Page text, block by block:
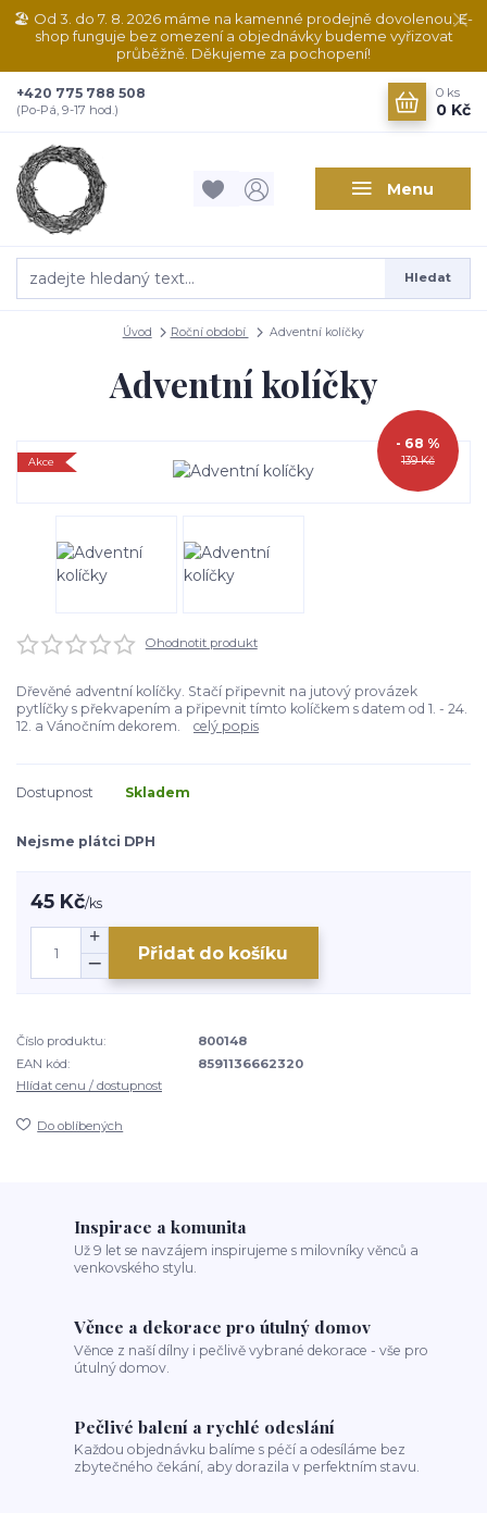
🏖️ Od 3. do 7. 8. 2026 máme na kamenné prodejně dovolenou. E-
shop funguje bez omezení a objednávky budeme vyřizovat
průběžně. Děkujeme za pochopení!
Menu
Hledat
+420 775 788 508
(Po-Pá, 9-17 hod.)
0 ks
0 Kč
Úvod Roční období Adventní kolíčky
Adventní kolíčky
Akce 139 Kč
- 68 %
Ohodnotit produkt
Dřevěné adventní kolíčky. Stačí připevnit na jutový provázek
pytlíčky s překvapením a připevnit tímto kolíčkem s datem od 1. - 24.
12. a Vánočním dekorem. celý popis
Dostupnost Skladem
Nejsme plátci DPH
45 Kč/ks
Přidat do košíku
Číslo produktu:
800148
EAN kód:
8591136662320
Hlídat cenu / dostupnost
Do oblíbených
Inspirace a komunita
Už 9 let se navzájem inspirujeme s milovníky věnců a
venkovského stylu.
Věnce a dekorace pro útulný domov
Věnce z naší dílny i pečlivě vybrané dekorace - vše pro
útulný domov.
Pečlivé balení a rychlé odeslání
Každou objednávku balíme s péčí a odesíláme bez
zbytečného čekání, aby dorazila v perfektním stavu.